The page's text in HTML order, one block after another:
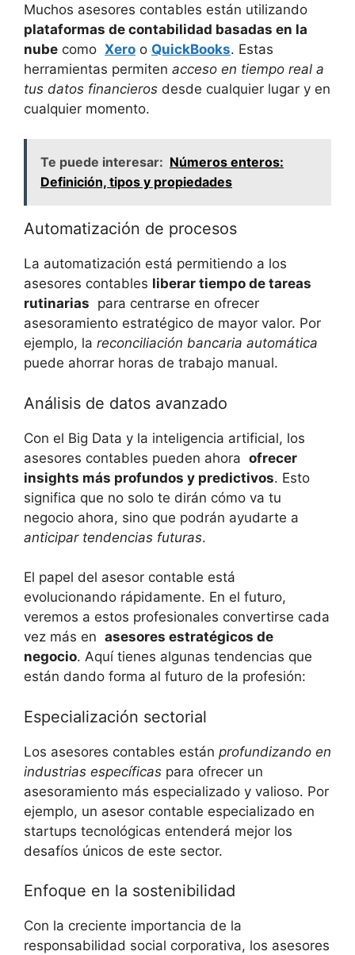
Muchos asesores contables ⁢están utilizando
plataformas ⁢de contabilidad basadas en ⁣la
nube como ⁢ Xero ⁢o​ QuickBooks. Estas
herramientas ‍permiten acceso en ⁤tiempo real⁢ a
‍tus‌ datos financieros desde cualquier lugar y⁤ en​
cualquier momento.
Te puede interesar: Números enteros:
Definición, tipos y propiedades
Automatización de procesos
La automatización ‌está ⁤permitiendo a los
asesores contables liberar tiempo de tareas
rutinarias ⁣ para‍ centrarse‌ en ofrecer
asesoramiento estratégico de mayor valor. Por
ejemplo, la reconciliación bancaria‌ automática
⁤puede ahorrar horas‌ de trabajo‍ manual.
Análisis ‌de ‍datos avanzado
Con ​el ​Big Data y ⁤la‌ inteligencia ‌artificial,‌ los
asesores contables ⁣pueden ahora ‌ ofrecer
insights más profundos y predictivos.​ Esto‌
significa que no solo ⁢te dirán ‍cómo va tu
negocio ahora, sino que‍ podrán⁤ ayudarte a
anticipar tendencias futuras.
El⁣ papel del asesor contable está
evolucionando‌ rápidamente. En el futuro,
veremos⁤ a estos profesionales convertirse cada
‌vez más ‌en ⁢ asesores estratégicos de
negocio.‌ Aquí⁢ tienes algunas tendencias que
están ‌dando forma al futuro de la profesión:
Especialización sectorial
Los asesores contables están profundizando en
industrias específicas para ofrecer ‍un
asesoramiento más ⁣especializado y ‌valioso. Por
ejemplo, un⁣ asesor contable ⁢especializado en
startups tecnológicas entenderá mejor los
desafíos únicos de este⁣ sector.
Enfoque en la sostenibilidad
Con la creciente importancia de la
responsabilidad social corporativa, los‌ asesores‌